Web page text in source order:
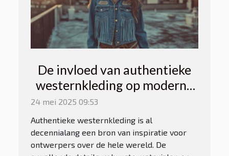
De invloed van authentieke
westernkleding op moderne
24 mei 2025 09:53
Authentieke westernkleding is al
decennialang een bron van inspiratie voor
ontwerpers over de hele wereld. De